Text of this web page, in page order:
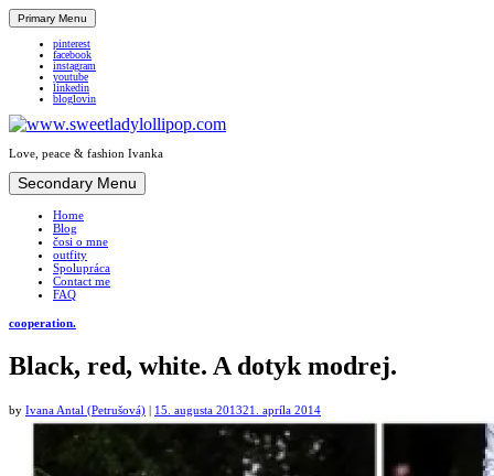
Primary Menu
pinterest
facebook
instagram
youtube
linkedin
bloglovin
Love, peace & fashion Ivanka
Skip
to
content
Secondary Menu
Home
Blog
čosi o mne
outfity
Spolupráca
Contact me
FAQ
cooperation.
Black, red, white. A dotyk modrej.
by Ivana Antal (Petrušová) 15. augusta 201321. apríla 2014